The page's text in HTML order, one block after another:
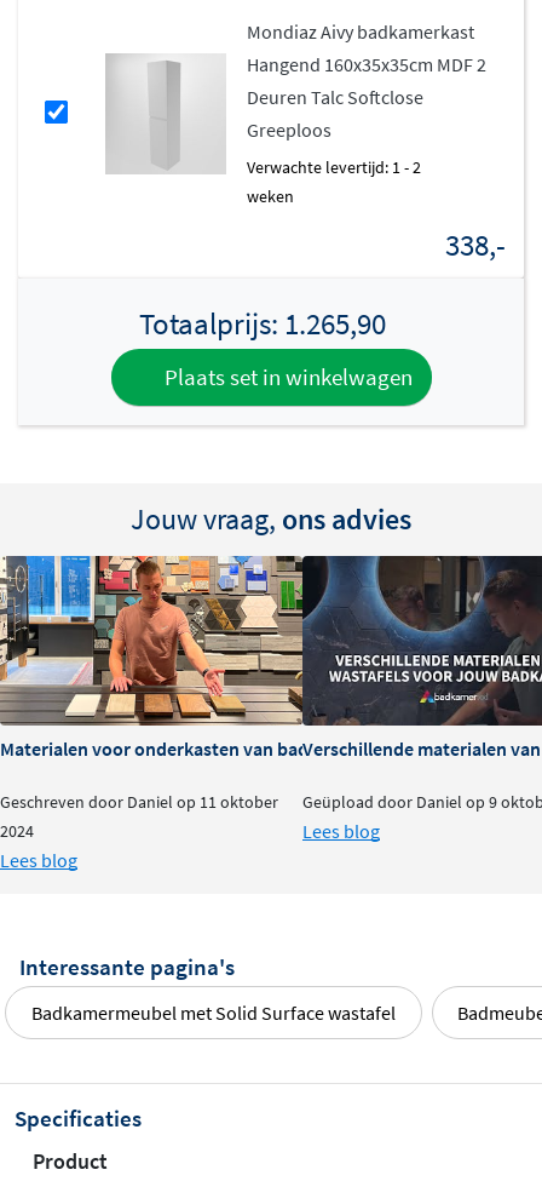
De Aivy badmeubelen wordenvolledig geassembleerd
geleverd
, wat het installeren een stuk eenvoudiger
maakt. Het meubel is gemaakt van MDF of melamine,
afhankelijk van de gekozen kleur, en behoort tot de
middenklasse qua bouwkwaliteit. Dat betekent dat je
Mondiaz Aivy badkamerkast
Hangend 160x35x35cm MDF 2
Deuren Talc Softclose
Greeploos
Verwachte levertijd: 1 - 2
weken
338,-
Totaalprijs: 1.265,90
Plaats set in winkelwagen
Jouw vraag, ons advies
Materialen voor onderkasten van badkamermeubels: voor- en
Geschreven door Daniel op 11 oktober
2024
Lees blog
Verschillende materialen
Geüpload door Daniel op 9
Lees blog
Interessante pagina's
Badkamermeubel met Solid Surface wastafel
Specificaties
Product